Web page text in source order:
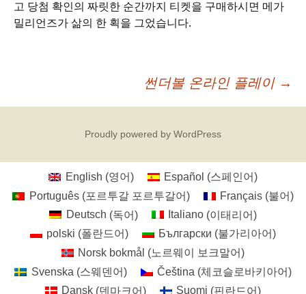
고 당첨 확인의 짜릿한 순간까지 티켓을 구매하시면 메가
밀리언즈가 삶의 한 획을 그었습니다.
이
썬더볼 온라인 플레이 →
Proudly powered by WordPress
English (영어) Español (스페인어)
Português(포르투갈 포르투갈어) Français(불어)
Deutsch (독어) Italiano(이태리어)
polski (폴란드어) Български (불가리아어)
Norsk bokmål (노르웨이 보크말어)
Svenska (스웨덴어) Čeština (체코슬로바키아어)
Dansk (덴마크어) Suomi (핀란드어)